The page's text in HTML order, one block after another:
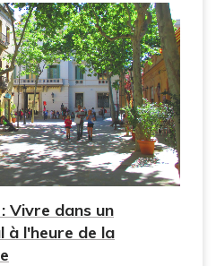
Vivre dans un
l'heure de la